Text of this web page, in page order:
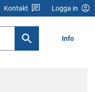
Kontakt Logga in
Info